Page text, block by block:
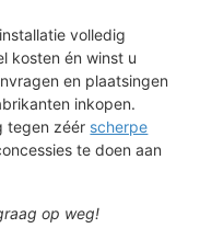
volledig
kosten én winst u
en plaatsingen
inkopen.
tegen zéér scherpe
te doen aan
op weg!